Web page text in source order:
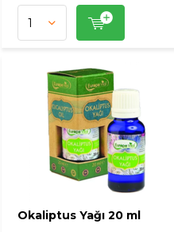
Okaliptus Yağı 20 ml